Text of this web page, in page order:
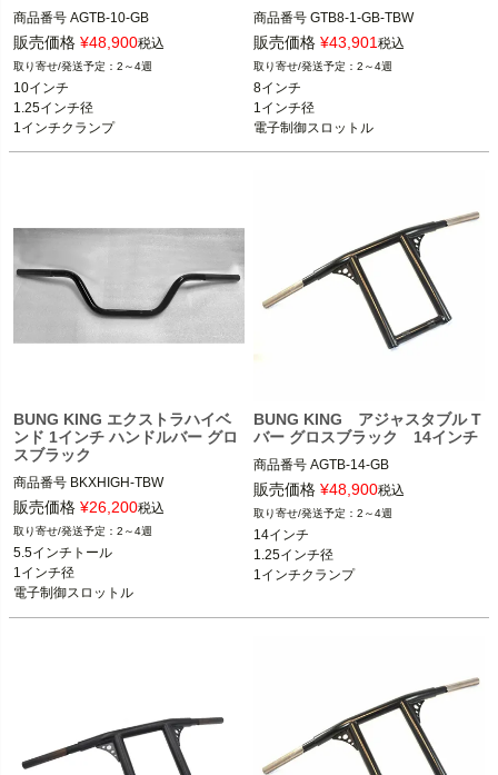
商品番号 AGTB-10-GB
ケーブルスロットル車
BUNG KING(バンキン)
販売価格 ¥48,900税込
2～4週
10インチ
1.25インチ径
1インチクランプ
商品番号 GTB8-1-GB-TBW
電子スロットル車用
スポーツスター、ダイナ、ソフテイル
BUNG KING(バンキン)
販売価格 ¥43,901 税込
2～4週
8インチ
1インチ径
電子制御スロットル
BUNG KING エクストラハイベ
ンド 1インチ ハンドルバー グロ
スブラック
商品番号
販売価格 ¥26,200税込
2～4週
5.5インチトール
1インチ径
電子制御スロットル
BUNG KING アジャスタブル T
バー グロスブラック 14インチ
商品番号 AGTB-14-GB
ケーブルスロットル車
※ツーリング、スプリンガー不可
BUNG KING(バンキン)
販売価格 ¥48,900税込
2～4週
14インチ
1.25インチ径
1インチクランプ